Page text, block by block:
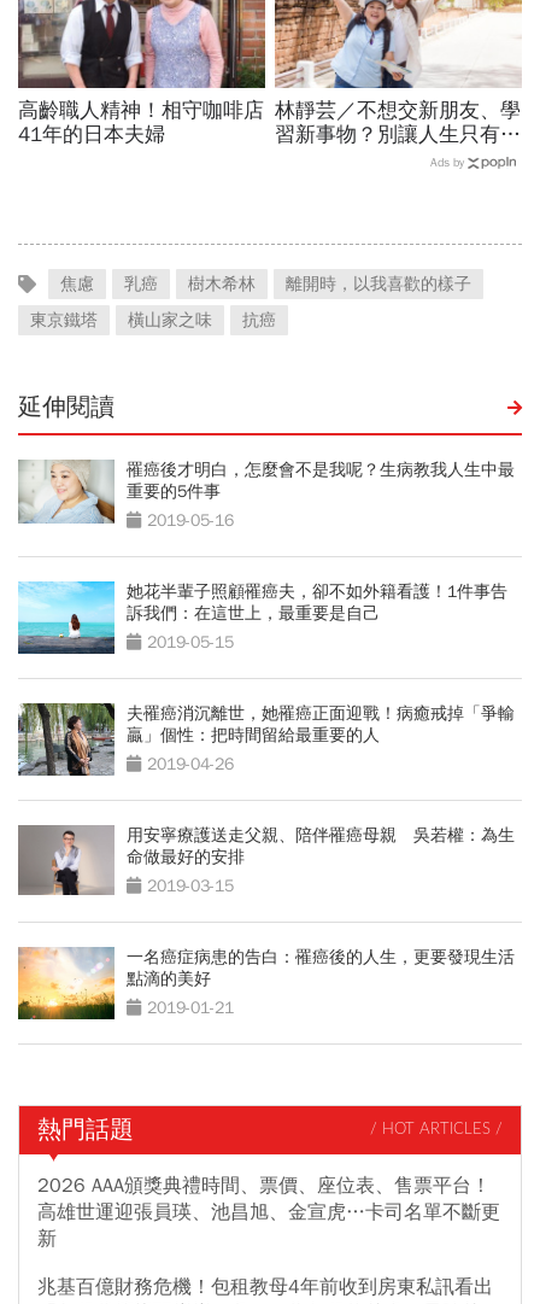
高齡職人精神！相守咖啡店
41年的日本夫婦
林靜芸／不想交新朋友、學
習新事物？別讓人生只有
60分，「超越自己」才能
Ads by
焦慮 乳癌 樹木希林
離開時，以我喜歡的樣子
東京鐵塔
橫山家之味 抗癌
延伸閱讀
罹癌後才明白，怎麼會不是我呢？生病教我人生中最
重要的5件事
2019-05-16
她花半輩子照顧罹癌夫，卻不如外籍看護！1件事告
訴我們：在這世上，最重要是自己
2019-05-15
夫罹癌消沉離世，她罹癌正面迎戰！病癒戒掉「爭輸
贏」個性：把時間留給最重要的人
2019-04-26
用安寧療護送走父親、陪伴罹癌母親 吳若權：為生
命做最好的安排
2019-03-15
一名癌症病患的告白：罹癌後的人生，更要發現生活
點滴的美好
2019-01-21
熱門話題 / HOT ARTICLES /
2026 AAA頒獎典禮時間、票價、座位表、售票平台！
高雄世運迎張員瑛、池昌旭、金宣虎…卡司名單不斷更
新
兆基百億財務危機！包租教母4年前收到房東私訊看出